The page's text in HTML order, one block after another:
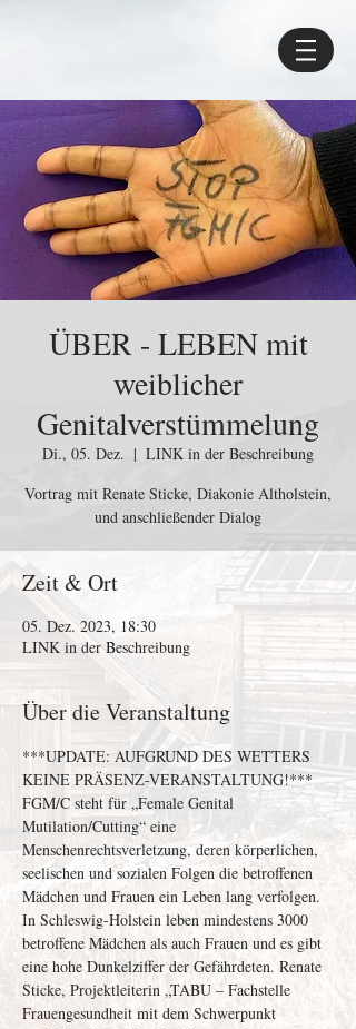
ÜBER - LEBEN mit
weiblicher
Genitalverstümmelung
Di., 05. Dez.
  |
LINK in der Beschreibung
Vortrag mit Renate Sticke, Diakonie Altholstein,
und anschließender Dialog
Zeit & Ort
05. Dez. 2023, 18:30
LINK in der Beschreibung
Über die Veranstaltung
***UPDATE: AUFGRUND DES WETTERS
KEINE PRÄSENZ-VERANSTALTUNG!***
FGM/C steht für „Female Genital
Mutilation/Cutting“ eine
Menschenrechtsverletzung, deren körperlichen,
seelischen und sozialen Folgen die betroffenen
Mädchen und Frauen ein Leben lang verfolgen.
In Schleswig-Holstein leben mindestens 3000
betroffene Mädchen als auch Frauen und es gibt
eine hohe Dunkelziffer der Gefährdeten. Renate
Sticke, Projektleiterin „TABU – Fachstelle
Frauengesundheit mit dem Schwerpunkt